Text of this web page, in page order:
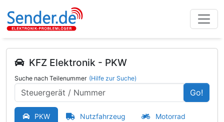
KFZ Elektronik - PKW
Suche nach Teilenummer (Hilfe zur Suche)
Go!
PKW Nutzfahrzeug Motorrad